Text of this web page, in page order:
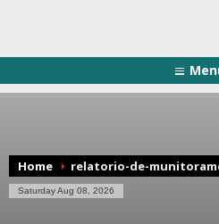
Home relatorio-de-
Saturday Aug 08, 2026